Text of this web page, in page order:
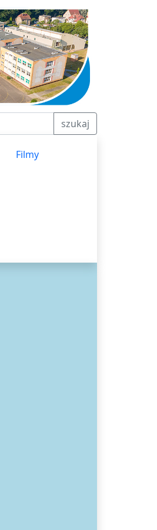
szukaj
Filmy